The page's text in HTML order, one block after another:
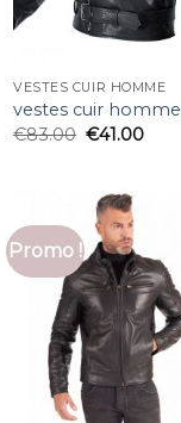
VESTES CUIR HOMME
vestes cuir homme
€83.00 €41.00
Promo !